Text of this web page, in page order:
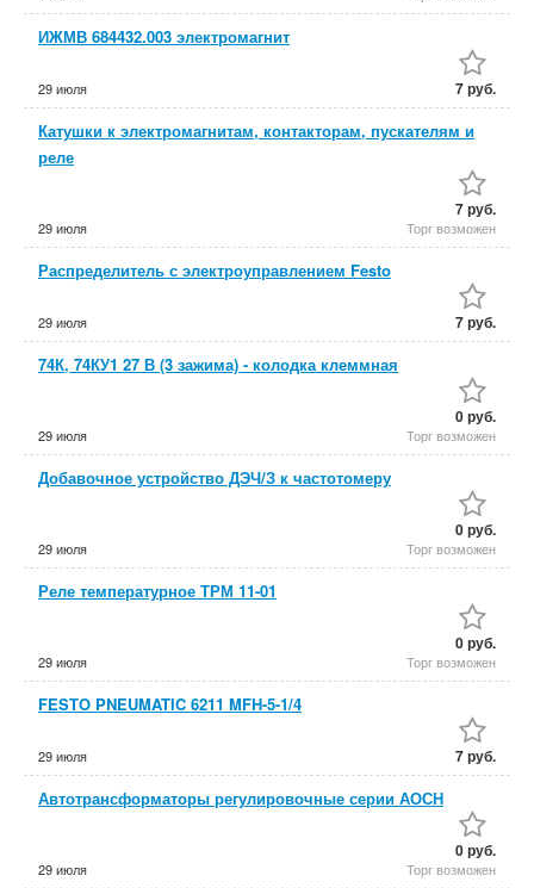
ИЖМВ 684432.003 электромагнит
29 июля 7 руб.
Катушки к электромагнитам, контакторам, пускателям и
реле
29 июля
7 руб.
Торг возможен
Распределитель с электроуправлением Festo
29 июля 7 руб.
74К, 74КУ1 27 В (3 зажима) - колодка клеммная
29 июля
0 руб.
Торг возможен
Добавочное устройство ДЭЧ/З к частотомеру
29 июля
0 руб.
Торг возможен
Реле температурное ТРМ 11-01
29 июля
0 руб.
Торг возможен
FESTO PNEUMATIC 6211 MFH-5-1/4
29 июля 7 руб.
Автотрансформаторы регулировочные серии АОСН
29 июля
0 руб.
Торг возможен